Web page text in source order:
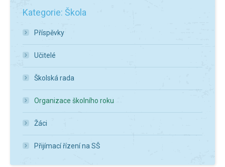
Kategorie: Škola
Příspěvky
Učitelé
Školská rada
Organizace školního roku
Žáci
Přijímací řízení na SŠ